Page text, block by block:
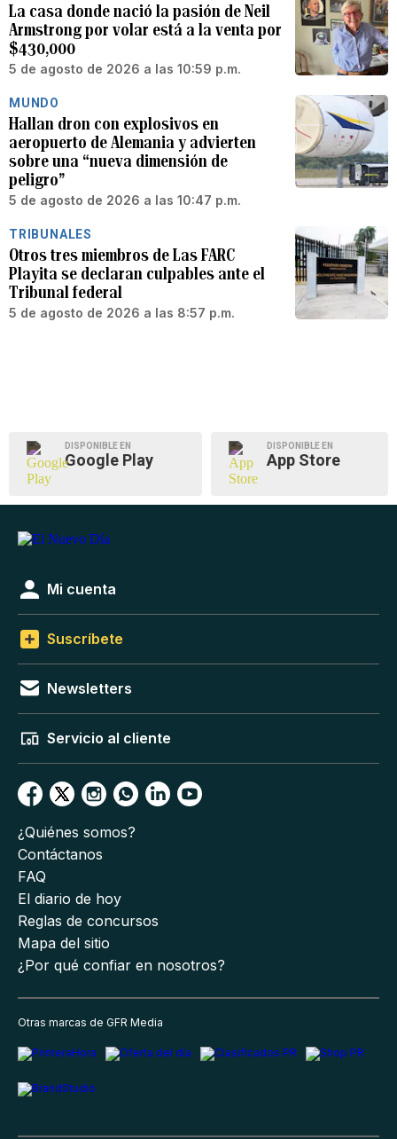
La casa donde nació la pasión de Neil
Armstrong por volar está a la venta por
$430,000
5 de agosto de 2026 a las 10:59 p.m.
MUNDO
Hallan dron con explosivos en
aeropuerto de Alemania y advierten
sobre una “nueva dimensión de
peligro”
5 de agosto de 2026 a las 10:47 p.m.
TRIBUNALES
Otros tres miembros de Las FARC
Playita se declaran culpables ante el
Tribunal federal
5 de agosto de 2026 a las 8:57 p.m.
DISPONIBLE EN
Google Play
DISPONIBLE EN
App Store
Mi cuenta
Suscríbete
Newsletters
Servicio al cliente
¿Quiénes somos?
Contáctanos
FAQ
El diario de hoy
Reglas de concursos
Mapa del sitio
¿Por qué confiar en nosotros?
Otras marcas de GFR Media